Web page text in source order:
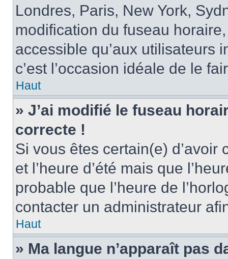
Londres, Paris, New York,
modification du fuseau
accessible qu’aux utilisateurs
c’est l’occasion idéale de le
Haut
» J’ai modifié le fuseau
correcte !
Si vous êtes certain(e)
et l’heure d’été mais que
probable que l’heure de
contacter un administrateur
Haut
» Ma langue n’apparaît pas